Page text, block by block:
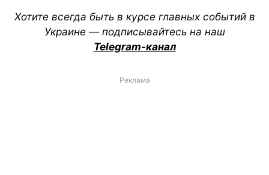
Хотите всегда быть в курсе главных событий в
Украине — подписывайтесь на наш
Telegram-канал
Реклама